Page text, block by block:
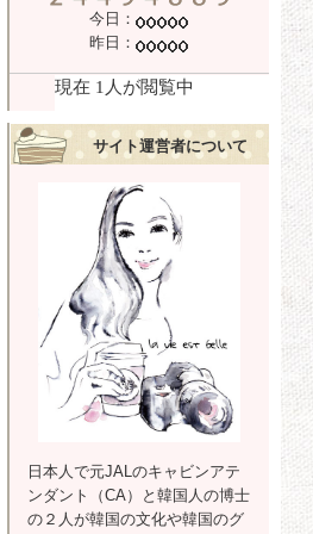
今日：
昨日：
サイト運営者について
日本人で元JALのキャビンアテ
ンダント（CA）と韓国人の博士
の２人が韓国の文化や韓国のグ